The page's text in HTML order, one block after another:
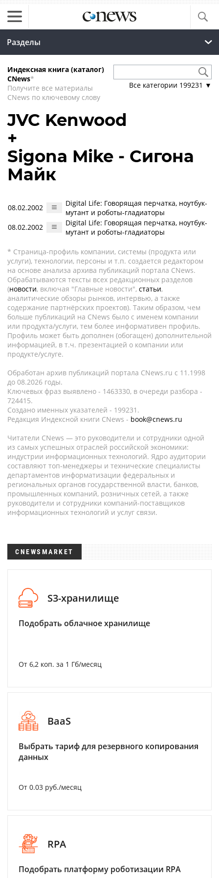
Разделы
Индексная книга (каталог)
CNews*
Получите все материалы
CNews по ключевому слову
Все категории 199231 ▼
JVC Kenwood
+
Sigona Mike - Сигона
Майк
08.02.2002
Digital Life: Говорящая перчатка, ноутбук-
мутант и роботы-гладиаторы
08.02.2002
Digital Life: Говорящая перчатка, ноутбук-
мутант и роботы-гладиаторы
* Страница-профиль компании, системы (продукта или
услуги), технологии, персоны и т.п. создается редактором
на основе анализа архива публикаций портала CNews.
Обрабатываются тексты всех редакционных разделов
(новости, включая "Главные новости", статьи,
аналитические обзоры рынков, интервью, а также
содержание партнёрских проектов). Таким образом, чем
больше публикаций на CNews было с именем компании
или продукта/услуги, тем более информативен профиль.
Профиль может быть дополнен (обогащен) дополнительной
информацией, в т.ч. презентацией о компании или
продукте/услуге.
Обработан архив публикаций портала CNews.ru c 11.1998
до 08.2026 годы.
Ключевых фраз выявлено - 1463330, в очереди разбора -
724415.
Создано именных указателей - 199231.
Редакция Индексной книги CNews - book@cnews.ru
Читатели CNews — это руководители и сотрудники одной
из самых успешных отраслей российской экономики:
индустрии информационных технологий. Ядро аудитории
составляют топ-менеджеры и технические специалисты
департаментов информатизации федеральных и
региональных органов государственной власти, банков,
промышленных компаний, розничных сетей, а также
руководители и сотрудники компаний-поставщиков
информационных технологий и услуг связи.
CNEWSMARKET
S3-хранилище
Подобрать облачное хранилище
От 6,2 коп. за 1 Гб/месяц
BaaS
Выбрать тариф для резервного копирования
данных
От 0.03 руб./месяц
RPA
Подобрать платформу роботизации RPA